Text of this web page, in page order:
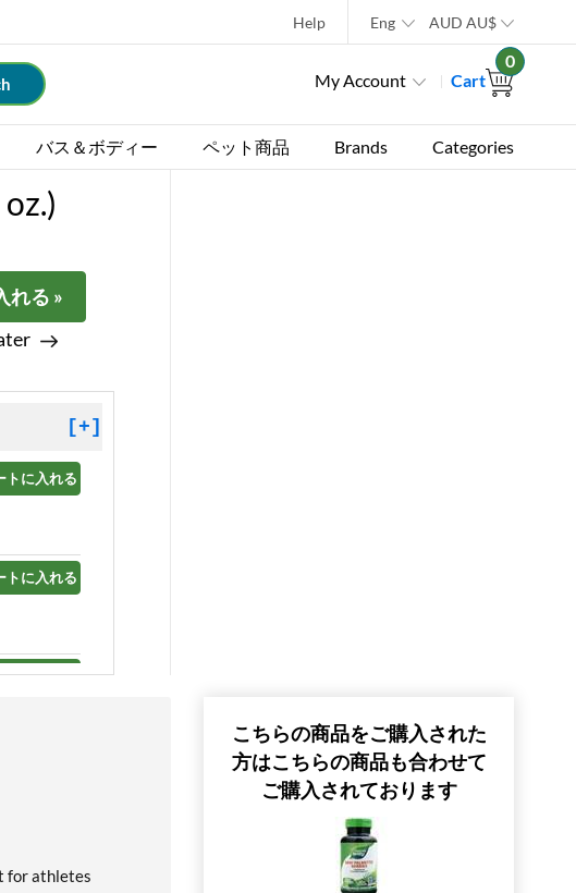
Help Eng AUD AU$
My Account Cart
0
バス＆ボディー ペット商品 Brands Categories
れる »
[+]
トに入れる »
トに入れる »
トに入れる »
for athletes
こちらの商品をご購入された
方はこちらの商品も合わせて
ご購入されております